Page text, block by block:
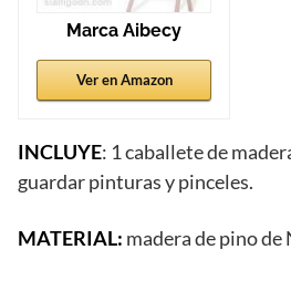
Marca Aibecy
Ver en Amazon
INCLUYE: 1 caballete de
guardar pinturas y pinceles.
MATERIAL: madera de pino de